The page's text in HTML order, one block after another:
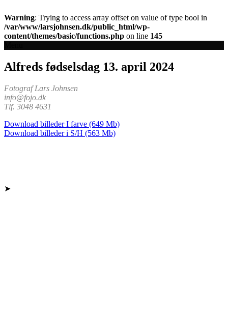
Warning: Trying to access array offset on value of type bool in
/var/www/larsjohnsen.dk/public_html/wp-
content/themes/basic/functions.php on line 145
Alfreds fødselsdag 13. april 2024
Fotograf Lars Johnsen
info@fojo.dk
Tlf. 3048 4631
Download billeder I farve (649 Mb)
Download billeder i S/H (563 Mb)
➤